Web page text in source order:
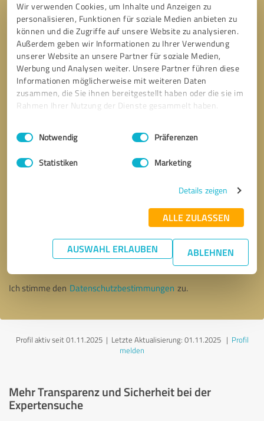
Wir verwenden Cookies, um Inhalte und Anzeigen zu
personalisieren, Funktionen für soziale Medien anbieten zu
können und die Zugriffe auf unsere Website zu analysieren.
Außerdem geben wir Informationen zu Ihrer Verwendung
unserer Website an unsere Partner für soziale Medien,
Werbung und Analysen weiter. Unsere Partner führen diese
Informationen möglicherweise mit weiteren Daten
zusammen, die Sie ihnen bereitgestellt haben oder die sie im
Rahmen Ihrer Nutzung der Dienste gesammelt haben.
Impressum Datenschutzbestimmungen
Einwilligungsauswahl
Notwendig Präferenzen
Statistiken Marketing
Details zeigen
ALLE ZULASSEN
AUSWAHL ERLAUBEN ABLEHNEN
* Erforderliche Angaben
Nachricht senden
Ich stimme den Datenschutzbestimmungen zu.
Profil aktiv seit 01.11.2025 | Letzte Aktualisierung: 01.11.2025| Profil
melden
Mehr Transparenz und Sicherheit bei der
Expertensuche